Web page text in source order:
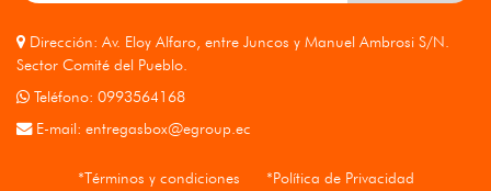
Dirección: Av. Eloy Alfaro, entre Juncos y Manuel Ambrosi S/N.
Sector Comité del Pueblo.
Teléfono: 0993564168
E-mail: entregasbox@egroup.ec
*Términos y condiciones *Política de Privacidad